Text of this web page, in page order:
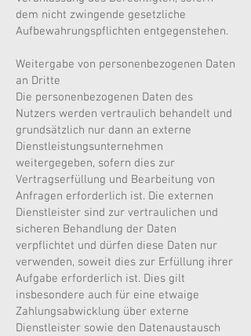
dem nicht zwingende gesetzliche
Aufbewahrungspflichten entgegenstehen.
Weitergabe von personenbezogenen Daten
an Dritte
Die personenbezogenen Daten des
Nutzers werden vertraulich behandelt und
grundsätzlich nur dann an externe
Dienstleistungsunternehmen
weitergegeben, sofern dies zur
Vertragserfüllung und Bearbeitung von
Anfragen erforderlich ist. Die externen
Dienstleister sind zur vertraulichen und
sicheren Behandlung der Daten
verpflichtet und dürfen diese Daten nur
verwenden, soweit dies zur Erfüllung ihrer
Aufgabe erforderlich ist. Dies gilt
insbesondere auch für eine etwaige
Zahlungsabwicklung über externe
Dienstleister sowie den Datenaustausch